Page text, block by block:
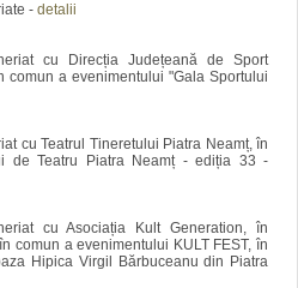
- detalii
cu Direcția Județeană de Sport
comun a evenimentului "Gala Sportului
cu Teatrul Tineretului Piatra Neamț, în
de Teatru Piatra Neamț - ediția 33 -
cu Asociația Kult Generation, în
comun a evenimentului KULT FEST, în
Hipica Virgil Bărbuceanu din Piatra